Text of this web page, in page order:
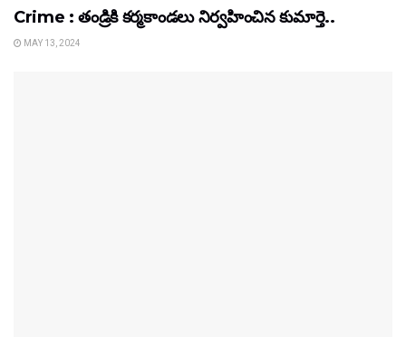
Crime : తండ్రికి కర్మకాండలు నిర్వహించిన కుమార్తె..
MAY 13, 2024